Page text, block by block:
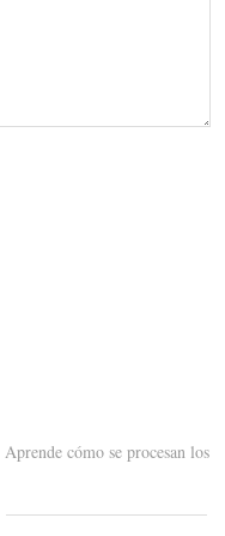
Aprende cómo se procesan los